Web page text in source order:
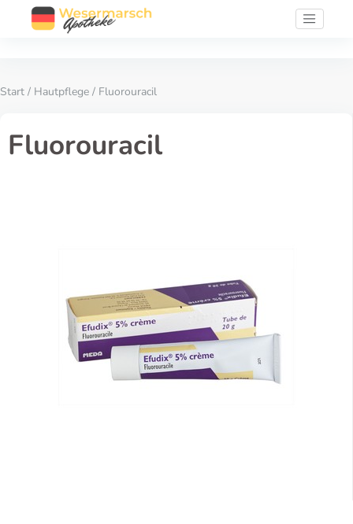
Start / Hautpflege / Fluorouracil
Fluorouracil